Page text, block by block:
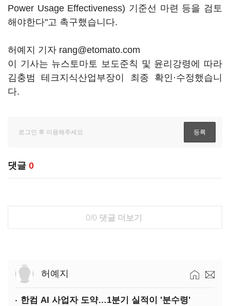
Power Usage Effectiveness) 기준선 마련 등을 검토
해야한다"고 촉구했습니다.
허예지 기자 rang@etomato.com
이 기사는 뉴스토마토 보도준칙 및 윤리강령에 따라
김충범 테크지식산업부장이 최종 확인·수정했습니
다.
댓글 0
0/0 댓글 더보기
허예지
한컴 AI 사업자 도약…1분기 실적이 '분수령'